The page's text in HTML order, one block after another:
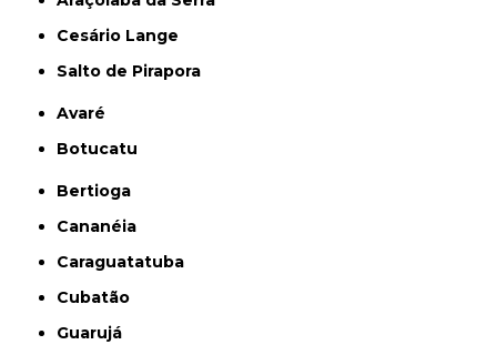
Cesário Lange
Salto de Pirapora
Avaré
Botucatu
Bertioga
Cananéia
Caraguatatuba
Cubatão
Guarujá